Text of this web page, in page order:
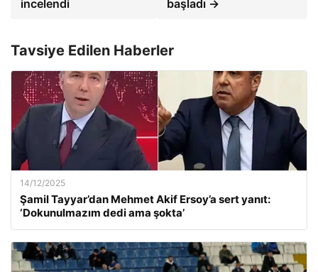
incelendi
başladı →
Tavsiye Edilen Haberler
14/12/2025
Şamil Tayyar’dan Mehmet Akif Ersoy’a sert yanıt:
‘Dokunulmazım dedi ama şokta’